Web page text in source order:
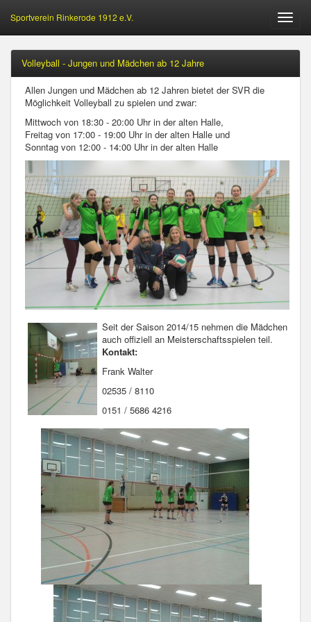
Öffne
Sportverein Rinkerode 1912 e.V.
Volleyball - Jungen und Mädchen ab 12 Jahre
Allen Jungen und Mädchen ab 12 Jahren bietet der SVR die
Möglichkeit Volleyball zu spielen und zwar:
Mittwoch von 18:30 - 20:00 Uhr in der alten Halle,
Freitag von 17:00 - 19:00 Uhr in der alten Halle und
Sonntag von 12:00 - 14:00 Uhr in der alten Halle
Seit der Saison 2014/15 nehmen die Mädchen
auch offiziell an Meisterschaftsspielen teil.
Kontakt:
Frank Walter
02535 / 8110
0151 / 5686 4216